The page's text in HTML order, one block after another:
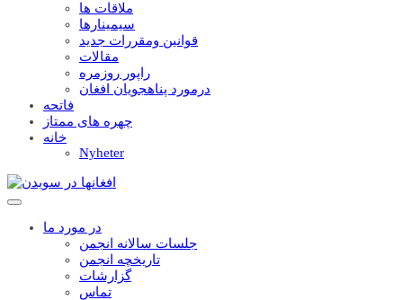
ملاقات ها
سيمينارها
قوانين ومقررات جديد
مقالات
راپور روزمره
درمورد پناهجويان افغان
فاتحه
چهره های ممتاز
خانه
Nyheter
در مورد ما
جلسات سالانه انجمن
تاریخچه انجمن
گزارشات
تماس